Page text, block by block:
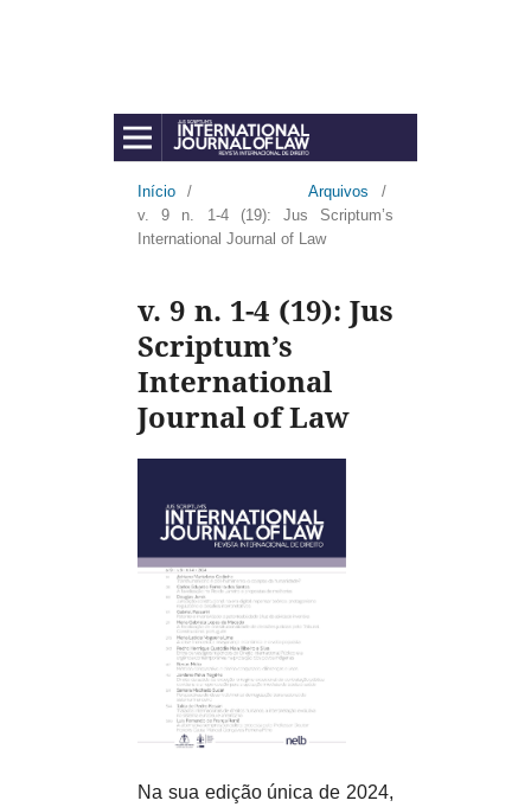
Início / Arquivos
/
v. 9 n. 1-4 (19): Jus Scriptum’s
International Journal of Law
v. 9 n. 1-4 (19): Jus
Scriptum’s
International
Journal of Law
Na sua edição única de 2024,